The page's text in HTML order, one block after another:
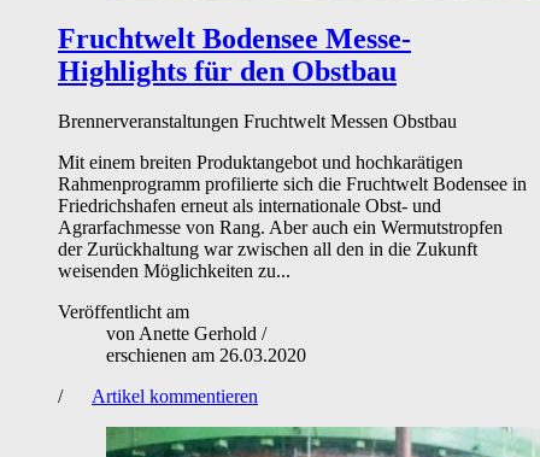
Fruchtwelt Bodensee Messe-
Highlights für den Obstbau
Brennerveranstaltungen Fruchtwelt Messen Obstbau
Mit einem breiten Produktangebot und hochkarätigen
Rahmenprogramm profilierte sich die Fruchtwelt Bodensee in
Friedrichshafen erneut als internationale Obst- und
Agrarfachmesse von Rang. Aber auch ein Wermutstropfen
der Zurückhaltung war zwischen all den in die Zukunft
weisenden Möglichkeiten zu...
Veröffentlicht am
vonAnette Gerhold /
erschienen am 26.03.2020
/
Artikel kommentieren